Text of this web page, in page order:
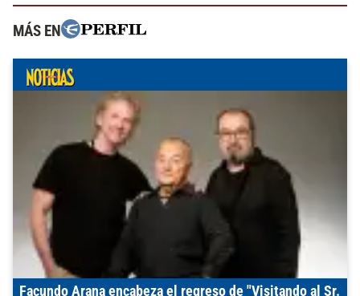
MÁS EN
Facundo Arana encabeza el regreso de "Visitando al Sr.